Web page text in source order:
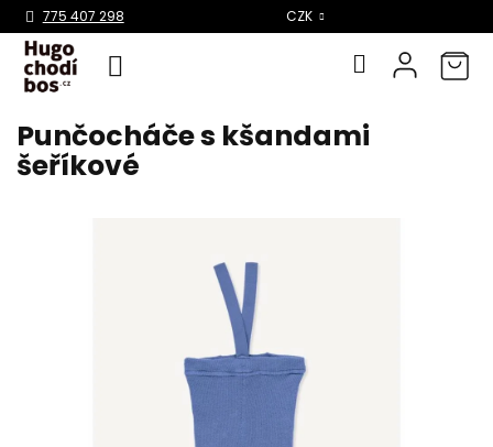
Přejít
obsah
775 407 298 CZK
Punčocháče s kšandami
šeříkové